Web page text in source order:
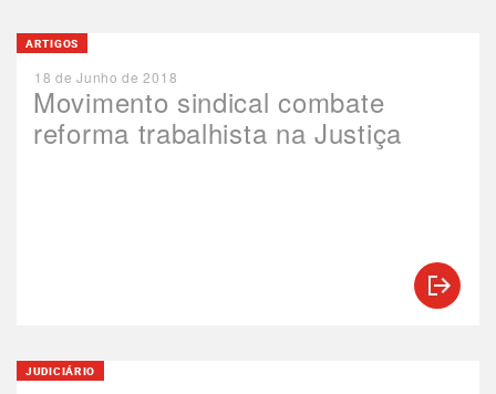
Movimento sindical combate
reforma trabalhista na Justiça
ARTIGOS
18 de Junho de 2018
JUDICIÁRIO